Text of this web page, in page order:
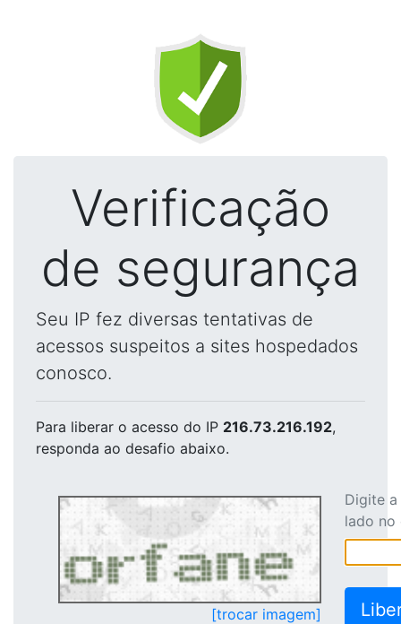
Verificação
de segurança
Seu IP fez diversas tentativas de
acessos suspeitos a sites hospedados
conosco.
Para liberar o acesso do IP 216.73.216.192,
responda ao desafio abaixo.
[trocar imagem]
Digite
lado no